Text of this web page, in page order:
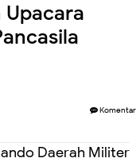
Upacara
Komentar
Daerah Militer